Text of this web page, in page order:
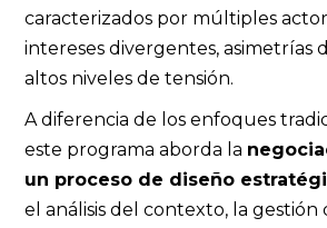
caracterizados por múltiples
intereses divergentes, asimetrías
altos niveles de tensión.
A diferencia de los enfoques
este programa aborda la
un proceso de diseño
el análisis del contexto, la gestión